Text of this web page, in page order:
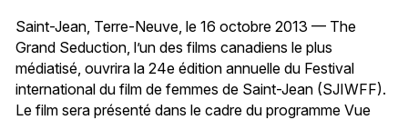
Saint-Jean, Terre-Neuve, le 16 octobre 2013 — The
Grand Seduction, l’un des films canadiens le plus
médiatisé, ouvrira la 24e édition annuelle du Festival
international du film de femmes de Saint-Jean (SJIWFF).
Le film sera présenté dans le cadre du programme Vue